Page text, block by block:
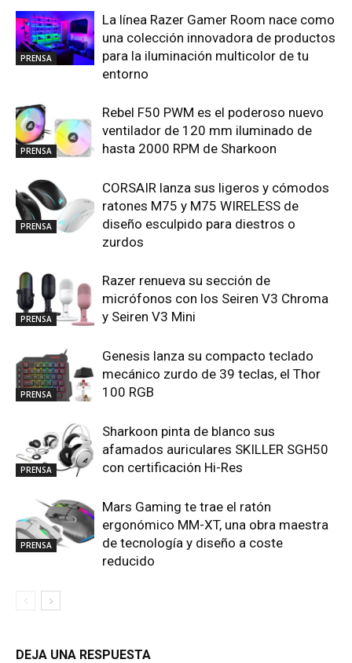
PRENSA
La línea Razer Gamer Room nace como
una colección innovadora de productos
para la iluminación multicolor de tu
entorno
PRENSA
Rebel F50 PWM es el poderoso nuevo
ventilador de 120 mm iluminado de
hasta 2000 RPM de Sharkoon
PRENSA
CORSAIR lanza sus ligeros y cómodos
ratones M75 y M75 WIRELESS de
diseño esculpido para diestros o
zurdos
PRENSA
Razer renueva su sección de
micrófonos con los Seiren V3 Chroma
y Seiren V3 Mini
PRENSA
Genesis lanza su compacto teclado
mecánico zurdo de 39 teclas, el Thor
100 RGB
PRENSA
Sharkoon pinta de blanco sus
afamados auriculares SKILLER SGH50
con certificación Hi-Res
PRENSA
Mars Gaming te trae el ratón
ergonómico MM-XT, una obra maestra
de tecnología y diseño a coste
reducido
DEJA UNA RESPUESTA